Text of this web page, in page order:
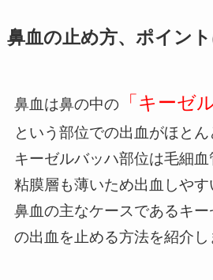
鼻血の止め方、ポイン
鼻血は鼻の中の「キーゼ
という部位での出血がほとん
キーゼルバッハ部位は毛細血
粘膜層も薄いため出血しやす
鼻血の主なケースであるキ
の出血を止める方法を紹介し